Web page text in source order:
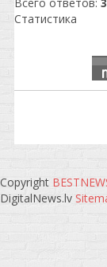
Статистика
Copyright
DigitalNews.lv